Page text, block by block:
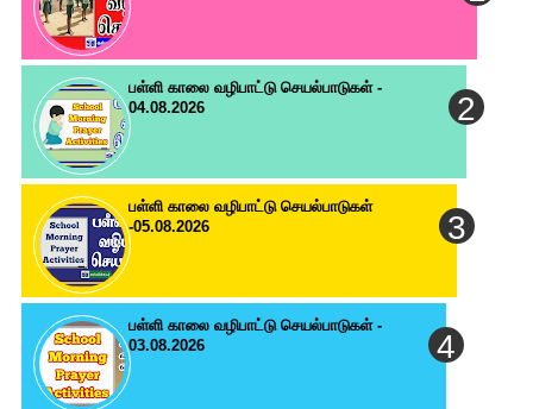
பள்ளி காலை வழிபாட்டு செயல்பாடுகள் -
04.08.2026
பள்ளி காலை வழிபாட்டு செயல்பாடுகள்
-05.08.2026
பள்ளி காலை வழிபாட்டு செயல்பாடுகள் -
03.08.2026